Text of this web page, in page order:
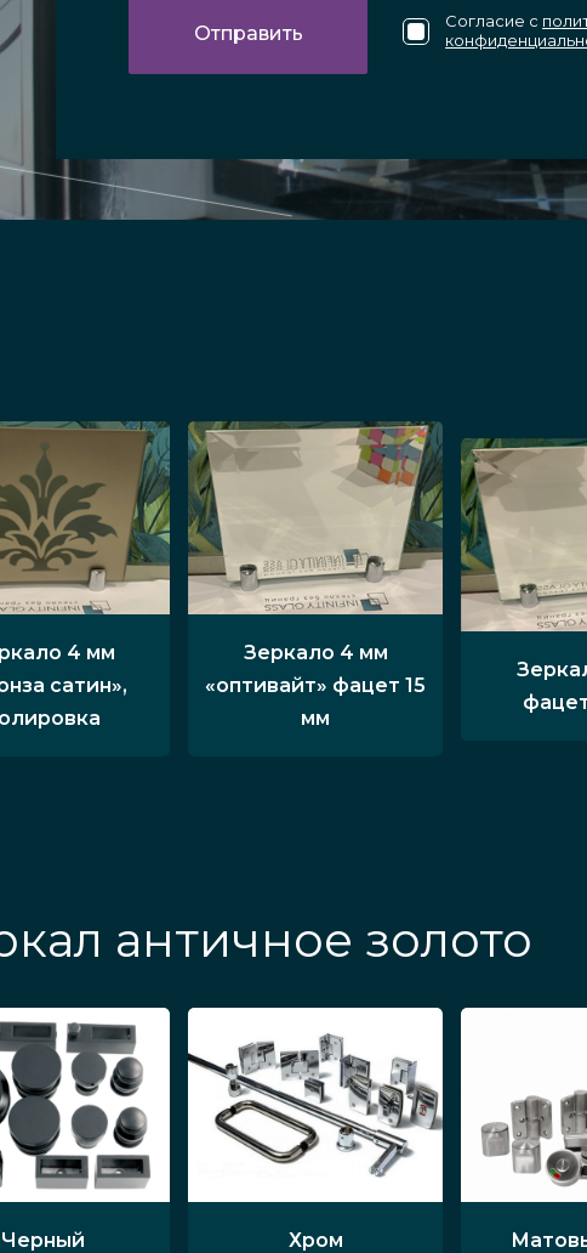
Согласие с
4 мм
сатин»,
Зеркало 4 мм
«оптивайт» фацет 15
мм
античное золото
Черный Хром